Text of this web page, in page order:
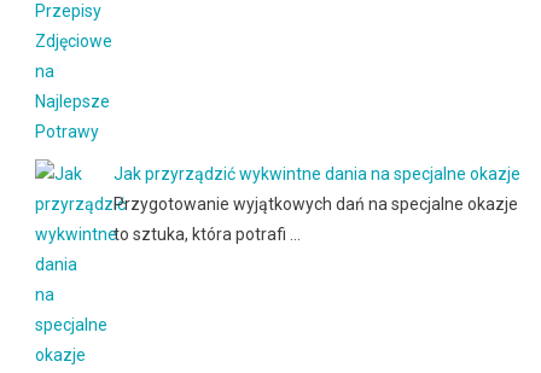
Jak przyrządzić wykwintne dania na specjalne okazje
Przygotowanie wyjątkowych dań na specjalne okazje
to sztuka, która potrafi …